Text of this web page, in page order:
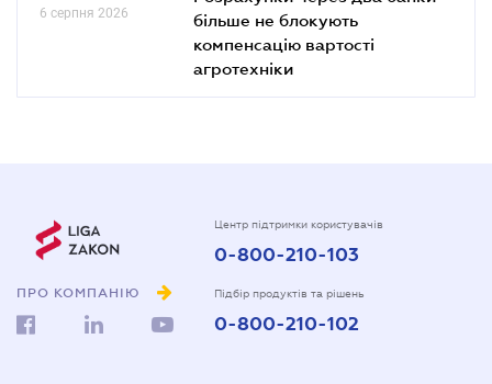
6 серпня 2026
більше не блокують
компенсацію вартості
агротехніки
ПРО КОМПАНІЮ
Центр підтримки користувачів
0-800-210-103
Підбір продуктів та рішень
0-800-210-102